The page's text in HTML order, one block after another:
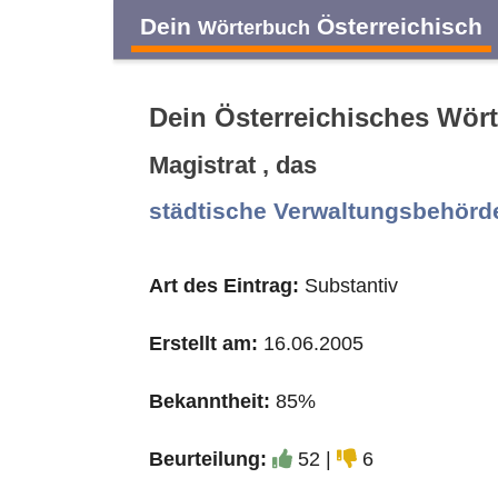
Dein Wörterbuch Österreichisch
Dein Österreichisches
Magistrat , das
städtische
Art des Eintrag: Substantiv
Erstellt am: 16.06.2005
Bekanntheit: 85%
Beurteilung: 52 | 6